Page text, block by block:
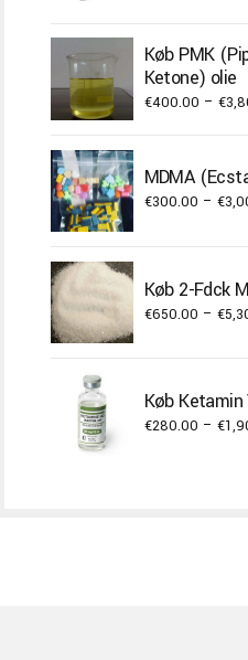
Køb PMK
Ketone) olie
€400.00 – €
MDMA
€300.00 – €
Køb 2-Fdck
€650.00 – €
Køb
€280.00 – €